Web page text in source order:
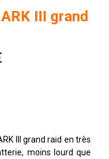
III grand
III grand raid en très
moins lourd que